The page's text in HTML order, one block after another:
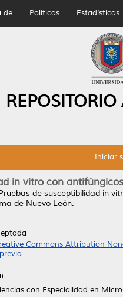
de Políticas Estadísticas
Iniciar
in vitro con
de susceptibilidad in
de Nuevo León.
Commons Attribution
con Especialidad en